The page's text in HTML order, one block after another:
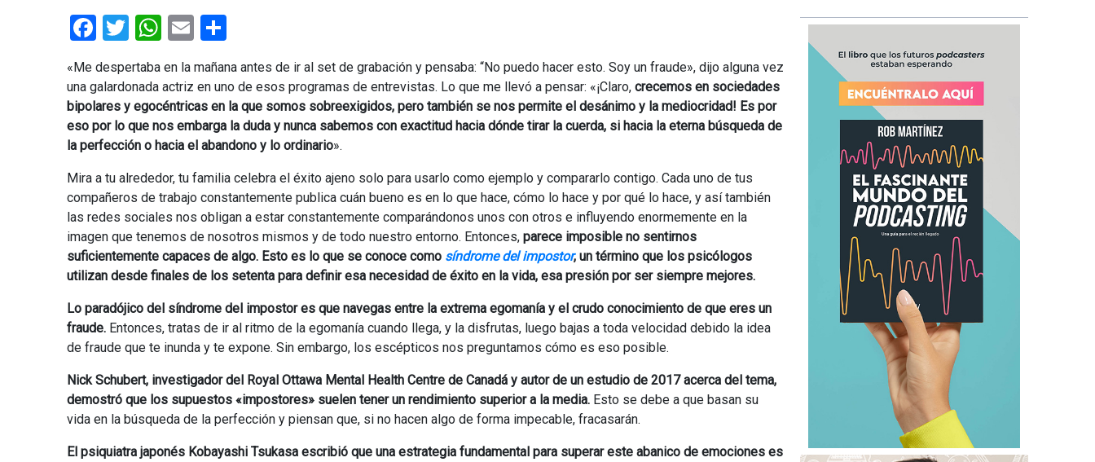
Facebook
Twitter
WhatsApp
Email
«Me despertaba en la mañana antes de ir al set de grabación y pensaba: “No puedo hacer esto. Soy un fraude», dijo alguna vez
una galardonada actriz en uno de esos programas de entrevistas. Lo que me llevó a pensar: «¡Claro, crecemos en sociedades
bipolares y egocéntricas en la que somos sobreexigidos, pero también se nos permite el desánimo y la mediocridad! Es por
eso por lo que nos embarga la duda y nunca sabemos con exactitud hacia dónde tirar la cuerda, si hacia la eterna búsqueda de
la perfección o hacia el abandono y lo ordinario».
Mira a tu alrededor, tu familia celebra el éxito ajeno solo para usarlo como ejemplo y compararlo contigo. Cada uno de tus
compañeros de trabajo constantemente publica cuán bueno es en lo que hace, cómo lo hace y por qué lo hace, y así también
las redes sociales nos obligan a estar constantemente comparándonos unos con otros e influyendo enormemente en la
imagen que tenemos de nosotros mismos y de todo nuestro entorno. Entonces, parece imposible no sentirnos
suficientemente capaces de algo. Esto es lo que se conoce como síndrome del impostor, un término que los psicólogos
utilizan desde finales de los setenta para definir esa necesidad de éxito en la vida, esa presión por ser siempre mejores.
Lo paradójico del síndrome del impostor es que navegas entre la extrema egomanía y el crudo conocimiento de que eres un
fraude. Entonces, tratas de ir al ritmo de la egomanía cuando llega, y la disfrutas, luego bajas a toda velocidad debido la idea
de fraude que te inunda y te expone. Sin embargo, los escépticos nos preguntamos cómo es eso posible.
Nick Schubert, investigador del Royal Ottawa Mental Health Centre de Canadá y autor de un estudio de 2017 acerca del tema,
demostró que los supuestos «impostores» suelen tener un rendimiento superior a la media. Esto se debe a que basan su
vida en la búsqueda de la perfección y piensan que, si no hacen algo de forma impecable, fracasarán.
El psiquiatra japonés Kobayashi Tsukasa escribió que una estrategia fundamental para superar este abanico de emociones es